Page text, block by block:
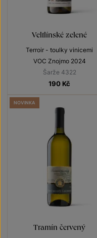
Veltlínské zelené
Terroir - toulky vinicemi
VOC Znojmo 2024
Šarže 4322
190 Kč
Tramín červený
NOVINKA